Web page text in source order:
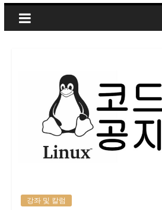
강좌 및 칼럼